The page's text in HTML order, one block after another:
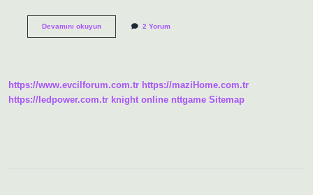
Devamını okuyunChucky
2 Yorum
https://www.evcilforum.com.tr https://maziHome.com.tr
https://ledpower.com.tr knight online nttgame Sitemap